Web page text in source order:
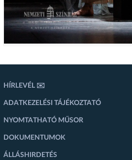
HÍRLEVÉL ✉️
ADATKEZELÉSI TÁJÉKOZTATÓ
NYOMTATHATÓ MŰSOR
DOKUMENTUMOK
ÁLLÁSHIRDETÉS